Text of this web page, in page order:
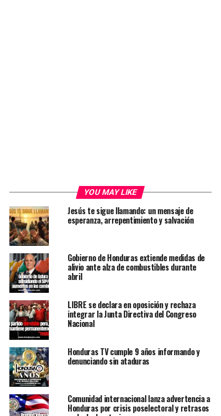
YOU MAY LIKE
Jesús te sigue llamando: un mensaje de
esperanza, arrepentimiento y salvación
Gobierno de Honduras extiende medidas de
alivio ante alza de combustibles durante
abril
LIBRE se declara en oposición y rechaza
integrar la Junta Directiva del Congreso
Nacional
Honduras TV cumple 9 años informando y
denunciando sin ataduras
Comunidad internacional lanza advertencia a
Honduras por crisis poselectoral y retrasos